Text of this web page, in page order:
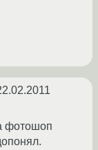
фотошоп